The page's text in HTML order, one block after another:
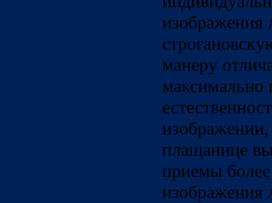
изображения
манеру
максимально
плащанице
приемы
изображения